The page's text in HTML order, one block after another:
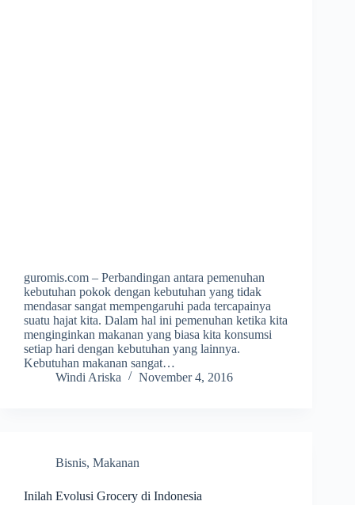
guromis.com – Perbandingan antara pemenuhan
kebutuhan pokok dengan kebutuhan yang tidak
mendasar sangat mempengaruhi pada tercapainya
suatu hajat kita. Dalam hal ini pemenuhan ketika kita
menginginkan makanan yang biasa kita konsumsi
setiap hari dengan kebutuhan yang lainnya.
Kebutuhan makanan sangat…
Windi Ariska
November 4, 2016
Bisnis, Makanan
Inilah Evolusi Grocery di Indonesia